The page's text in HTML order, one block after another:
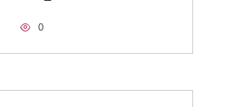
0